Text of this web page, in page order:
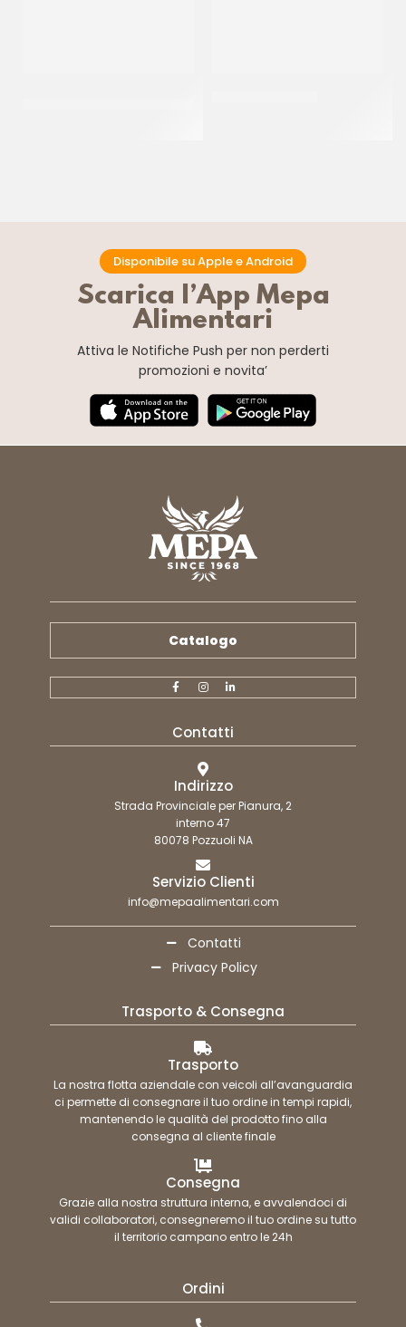
Disponibile su Apple e Android
Scarica l’App Mepa
Alimentari
Attiva le Notifiche Push per non perderti
promozioni e novita’
Catalogo
Contatti
Indirizzo
Strada Provinciale per Pianura, 2
interno 47
80078 Pozzuoli NA
Servizio Clienti
info@mepaalimentari.com
Contatti
Privacy Policy
Trasporto & Consegna
Trasporto
La nostra flotta aziendale con veicoli all’avanguardia
ci permette di consegnare il tuo ordine in tempi rapidi,
mantenendo le qualità del prodotto fino alla
consegna al cliente finale
Consegna
Grazie alla nostra struttura interna, e avvalendoci di
validi collaboratori, consegneremo il tuo ordine su tutto
il territorio campano entro le 24h
Ordini